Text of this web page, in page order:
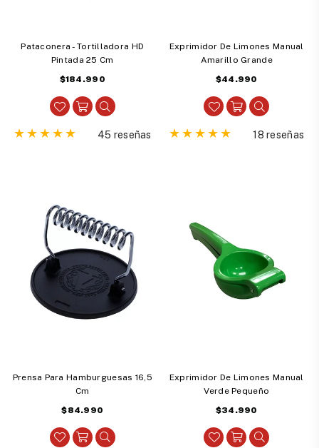
Pataconera - Tortilladora HD
Pintada 25 Cm
Precio
habitual
$184.990
45 reseñas
Exprimidor De Limones Manual
Amarillo Grande
Precio
habitual
$44.990
18 reseñas
Prensa Para Hamburguesas 16,5
Cm
Precio
$84.990
Exprimidor De Limones Manual
Verde Pequeño
Precio
$34.990